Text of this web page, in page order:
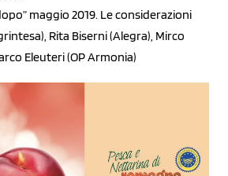
maggio 2019. Le considerazioni
Rita Biserni (Alegra), Mirco
Eleuteri (OP Armonia)